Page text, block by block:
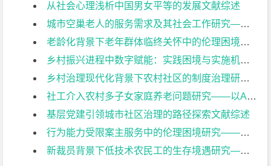
从社会心理浅析中国男女平等的发展文献综述
城市空巢老人的服务需求及其社会工作研究——以XX社区为例文献综述
老龄化背景下老年群体临终关怀中的伦理困境及其突破策略研究文献综述
乡村振兴进程中数字赋能：实践困境与实施机制研究文献综述
乡村治理现代化背景下农村社区的制度治理研究文献综述
社工介入农村多子女家庭养老问题研究——以A家庭为例文献综述
基层党建引领城市社区治理的路径探索文献综述
行为能力受限案主服务中的伦理困境研究——以南京市某机构失智老人服务项目为例文献综述
新裁员背景下低技术农民工的生存境遇研究——基于典型案例的调查分析文献综述